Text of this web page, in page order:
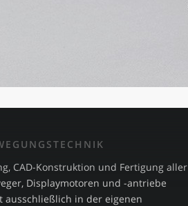
CAD-Konstruktion und Fertigung aller
Displaymotoren und -antriebe
ausschließlich in der eigenen